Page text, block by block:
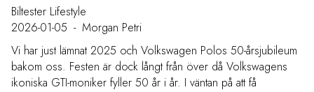
Biltester Lifestyle
2026-01-05 - Morgan Petri
Vi har just lämnat 2025 och Volkswagen Polos 50-årsjubileum
bakom oss. Festen är dock långt från över då Volkswagens
ikoniska GTI-moniker fyller 50 år i år. I väntan på att få